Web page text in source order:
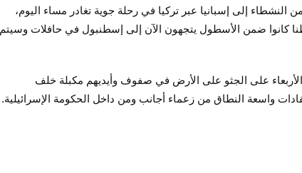
كان وزير الخارجية الإسباني توقع ترحيل 44 من النشطاء إلى إسبانيا عبر تركيا في رحلة جوية تغادر مساء اليوم،
وزير الخارجية الأيرلندي إن 14 مواطنا كانوا ضمن الأسطول يتجهون الآن إلى إسطنبول في حافلات وسيتم
على الجثو على الأرض في صفوف وأيديهم مكبلة خلف
واسعة النطاق من زعماء أجانب ومن داخل الحكومة الإسرائيلية.